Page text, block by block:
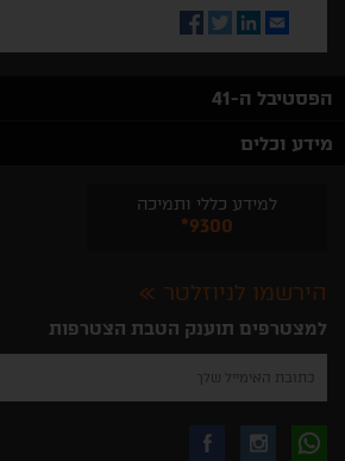
Email
LinkedIn
Twitter
Facebook
הפסטיבל ה-41
מידע וכלים
למידע כללי ותמיכה
*9300
הירשמו לניוזלטר
למצטרפים תוענק הטבת הצטרפות
להזין
שלך
לקבלת עקבו